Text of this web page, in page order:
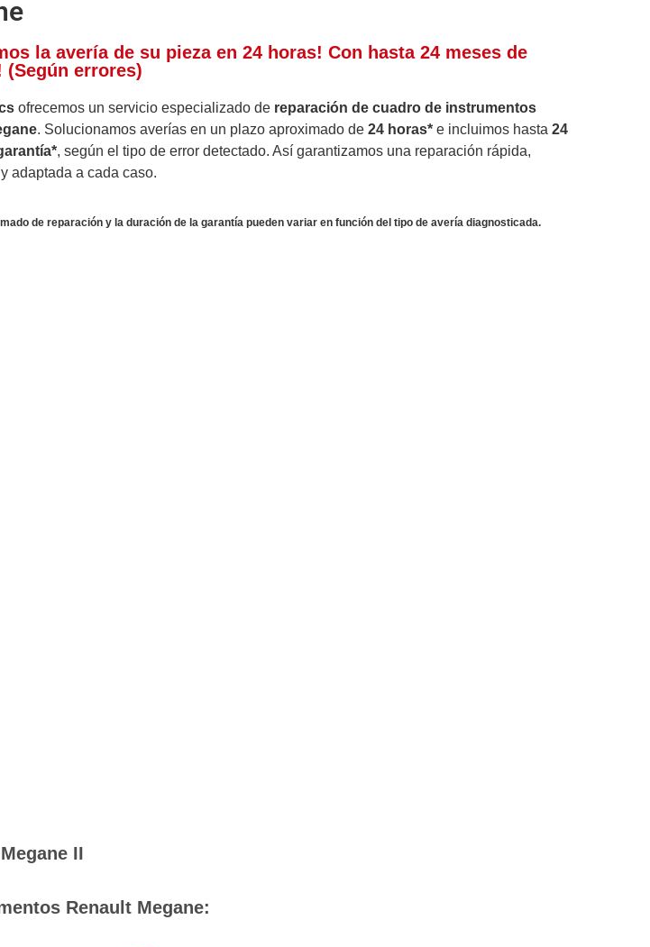
la avería de su pieza en 24 horas! Con hasta 24 meses de
(Según errores)
ofrecemos un servicio especializado de reparación de cuadro de instrumentos
. Solucionamos averías en un plazo aproximado de 24 horas*e incluimos hasta 24
, según el tipo de error detectado. Así garantizamos una reparación rápida,
adaptada a cada caso.
de reparación y la duración de la garantía pueden variar en función del tipo de avería diagnosticada.
II
Renault Megane: